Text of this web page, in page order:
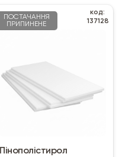
ПОСТАЧАННЯ
ПРИПИНЕНЕ
код:
137128
Пінополістирол